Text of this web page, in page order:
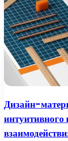
Дизайн-
интуитивного